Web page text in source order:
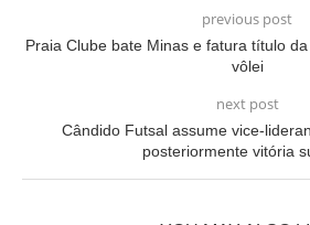
previous post
Praia Clube bate Minas e fatura título
vôlei
next post
Cândido Futsal assume vice-
posteriormente vitória